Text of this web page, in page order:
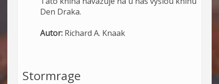
Den Draka.
Autor: Richard A. Knaak
Stormrage